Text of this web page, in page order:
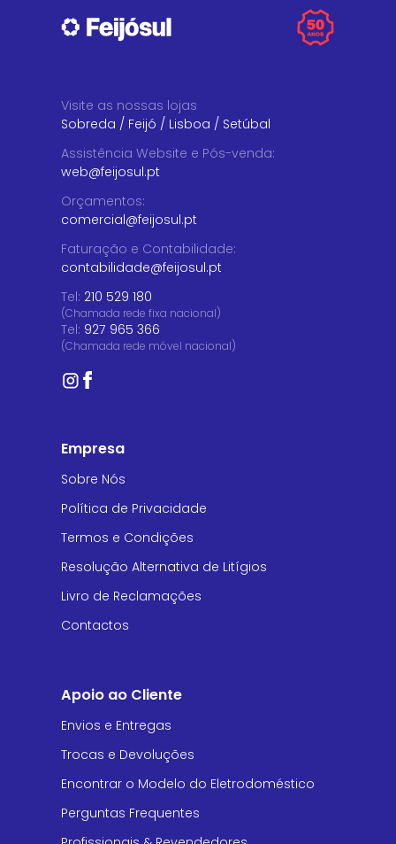
Visite as nossas lojas
Sobreda / Feijó / Lisboa / Setúbal
Assistência Website e Pós-venda:
web@feijosul.pt
Orçamentos:
comercial@feijosul.pt
Faturação e Contabilidade:
contabilidade@feijosul.pt
Tel: 210 529 180
(Chamada rede fixa nacional)
Tel: 927 965 366
(Chamada rede móvel nacional)
Empresa
Sobre Nós
Política de Privacidade
Termos e Condições
Resolução Alternativa de Litígios
Livro de Reclamações
Contactos
Apoio ao Cliente
Envios e Entregas
Trocas e Devoluções
Encontrar o Modelo do Eletrodoméstico
Perguntas Frequentes